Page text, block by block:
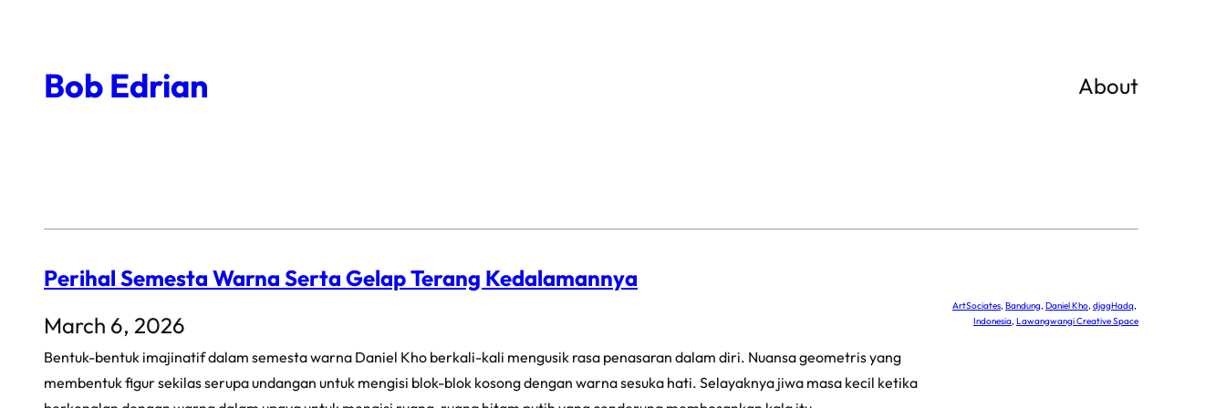
content
Bob Edrian About
Perihal Semesta Warna Serta Gelap Terang Kedalamannya
March 6, 2026
Bentuk-bentuk imajinatif dalam semesta warna Daniel Kho berkali-kali mengusik rasa penasaran dalam diri. Nuansa geometris yang
membentuk figur sekilas serupa undangan untuk mengisi blok-blok kosong dengan warna sesuka hati. Selayaknya jiwa masa kecil ketika
ArtSociates, Bandung, Daniel Kho, djagHadq
Indonesia, Lawangwangi Creative Space